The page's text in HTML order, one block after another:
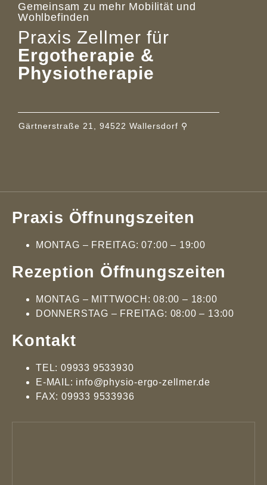
Gemeinsam zu mehr Mobilität und
Wohlbefinden
Praxis Zellmer für
Ergotherapie &
Physiotherapie
Gärtnerstraße 21, 94522 Wallersdorf ⚲
Praxis Öffnungszeiten
MONTAG – FREITAG: 07:00 – 19:00
Rezeption Öffnungszeiten
MONTAG – MITTWOCH: 08:00 – 18:00
DONNERSTAG – FREITAG: 08:00 – 13:00
Kontakt
TEL: 09933 9533930
E-MAIL: info@physio-ergo-zellmer.de
FAX: 09933 9533936